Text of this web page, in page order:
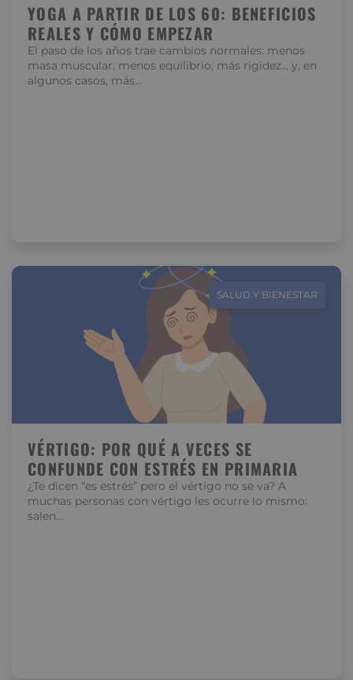
YOGA A PARTIR DE LOS 60: BENEFICIOS
REALES Y CÓMO EMPEZAR
El paso de los años trae cambios normales: menos
masa muscular, menos equilibrio, más rigidez… y, en
algunos casos, más…
SALUD Y BIENESTAR
VÉRTIGO: POR QUÉ A VECES SE
CONFUNDE CON ESTRÉS EN PRIMARIA
¿Te dicen “es estrés” pero el vértigo no se va? A
muchas personas con vértigo les ocurre lo mismo:
salen…